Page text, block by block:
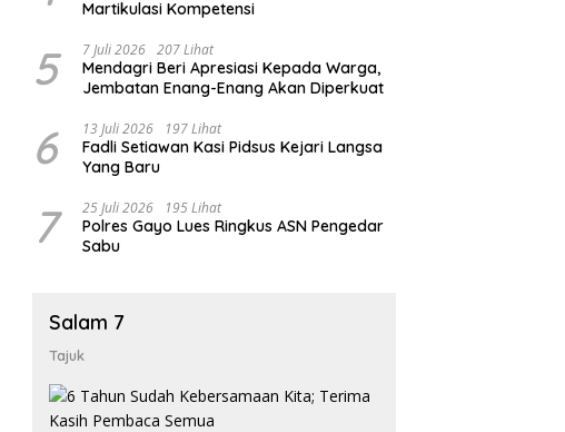
Martikulasi Kompetensi
5 7 Juli 2026 207 Lihat
Mendagri Beri Apresiasi Kepada Warga,
Jembatan Enang-Enang Akan Diperkuat
6 13 Juli 2026 197 Lihat
Fadli Setiawan Kasi Pidsus Kejari Langsa
Yang Baru
7 25 Juli 2026 195 Lihat
Polres Gayo Lues Ringkus ASN Pengedar
Sabu
Salam 7
Tajuk